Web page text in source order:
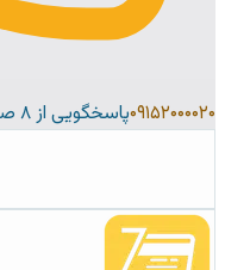
۰۹۱۵۲۰۰۰۰۲۰پاسخگویی از ۸ صبح تا ۶ بعد از ظهر